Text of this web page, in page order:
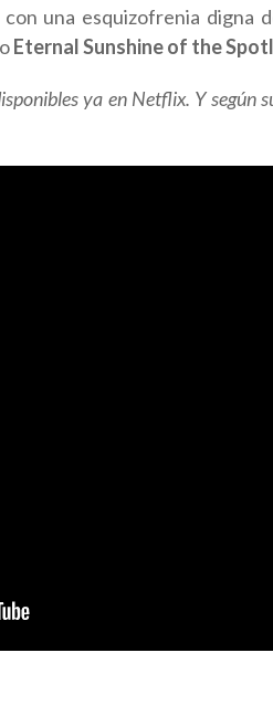
una esquizofrenia digna
Eternal Sunshine of the
ya en Netflix. Y según